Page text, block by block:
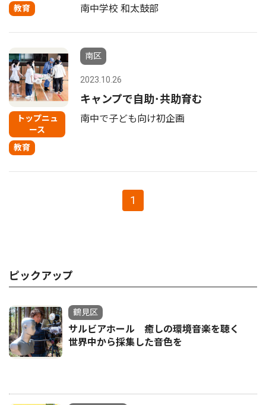
教育 南中学校 和太鼓部
トップニュ
ース
教育
南区
2023.10.26
キャンプで自助･共助育む
南中で子ども向け初企画
1
ピックアップ
鶴見区
サルビアホール 癒しの環境音楽を聴く
世界中から採集した音色を